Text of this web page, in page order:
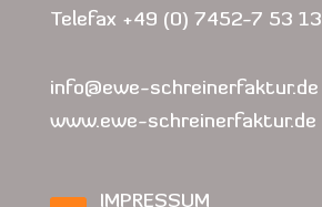
Telefax +49 (0) 7452-7 53 13
info@ewe-schreinerfaktur.de
www.ewe-schreinerfaktur.de
IMPRESSUM